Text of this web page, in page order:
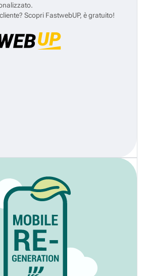
Scopri FastwebUP, è gratuito!